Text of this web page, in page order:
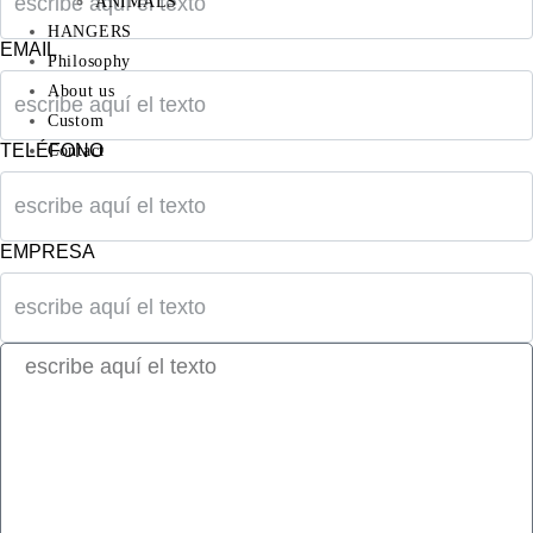
HANGERS
Philosophy
About us
Custom
Contact
EMAIL
TELÉFONO
EMPRESA